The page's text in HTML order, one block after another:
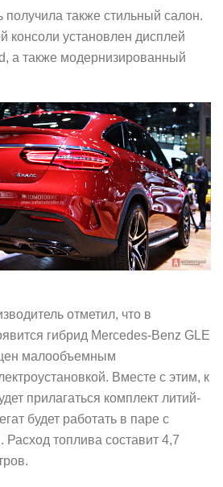
также стильный салон.
консоли установлен дисплей
а также модернизированный
отметил, что в
гибрид Mercedes-Benz GLE
малообъемным
Вместе с этим, к
прилагаться комплект литий-
будет работать в паре с
топлива составит 4,7